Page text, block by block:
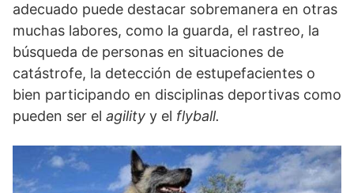
adecuado puede destacar sobremanera en otras
muchas labores, como la guarda, el rastreo, la
búsqueda de personas en situaciones de
catástrofe, la detección de estupefacientes o
bien participando en disciplinas deportivas como
pueden ser el agility y el flyball.